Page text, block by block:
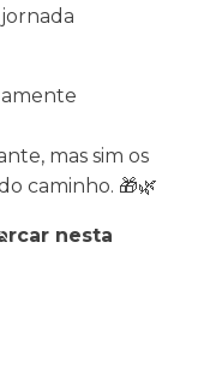
mas sim os
caminho. 🎁🌿
nesta